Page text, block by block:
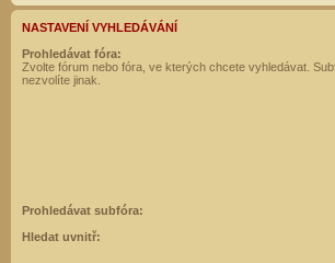
NASTAVENÍ VYHLEDÁVÁNÍ
Prohledávat fóra:
Zvolte fórum nebo fóra, ve kterých chcete vyhledávat.
nezvolíte jinak.
Prohledávat subfóra:
Hledat uvnitř: